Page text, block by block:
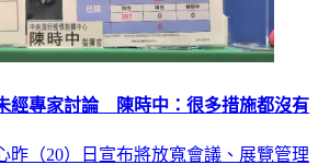
經專家討論 陳時中：很多措施都沒有
昨（20）日宣布將放寬會議、展覽管理